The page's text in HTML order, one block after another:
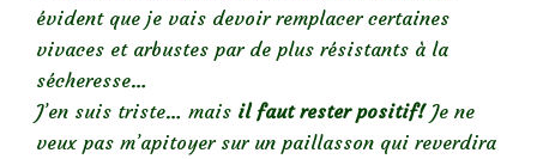
évident que je vais devoir remplacer certaines
vivaces et arbustes par de plus résistants à la
sécheresse…
J’en suis triste… mais il faut rester positif!Je ne
veux pas m’apitoyer sur un paillasson qui reverdira